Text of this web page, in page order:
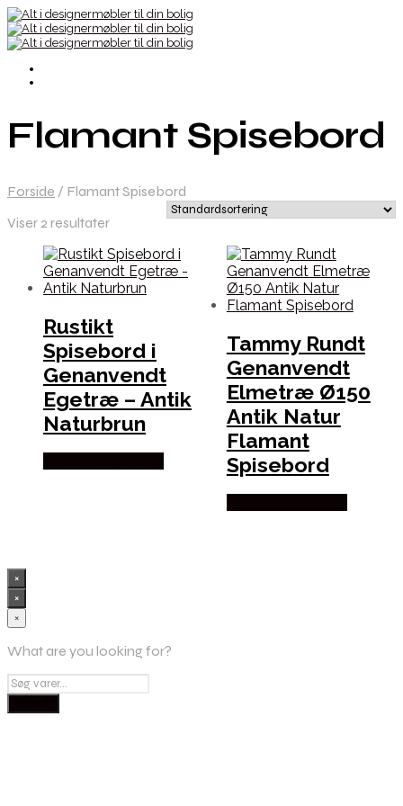
Flamant Spisebord
Forside / Flamant Spisebord
Viser 2 resultater
Rustikt
Spisebord i
Genanvendt
Egetræ – Antik
Naturbrun
Tammy Rundt
Genanvendt
Elmetræ Ø150
Antik Natur
Flamant
Spisebord
×
×
×
What are you looking for?